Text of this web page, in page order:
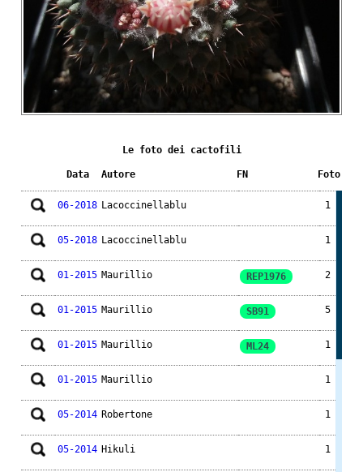
Le foto dei cactofili
Data Autore FN Foto
06-2018 Lacoccinellablu 1
05-2018 Lacoccinellablu 1
01-2015 Maurillio REP1976 2
01-2015 Maurillio SB91 5
01-2015 Maurillio ML24 1
01-2015 Maurillio 1
05-2014 Robertone 1
05-2014 Hikuli 1